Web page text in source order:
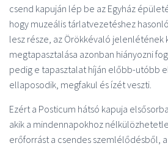
csend kapuján lép be az Egyház
hogy muzeális tárlatvezetéshez
lesz része, az Örökkévaló jelenlétének
megtapasztalása azonban hiányozni
pedig e tapasztalat híján előbb-utóbb
ellaposodik, megfakul és ízét veszti.
Ezért a Posticum hátsó kapuja
akik a mindennapokhoz
erőforrást a csendes szemlélődésből,